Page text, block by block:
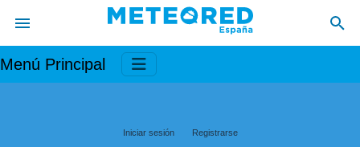
Menú Principal
Iniciar sesión Registrarse